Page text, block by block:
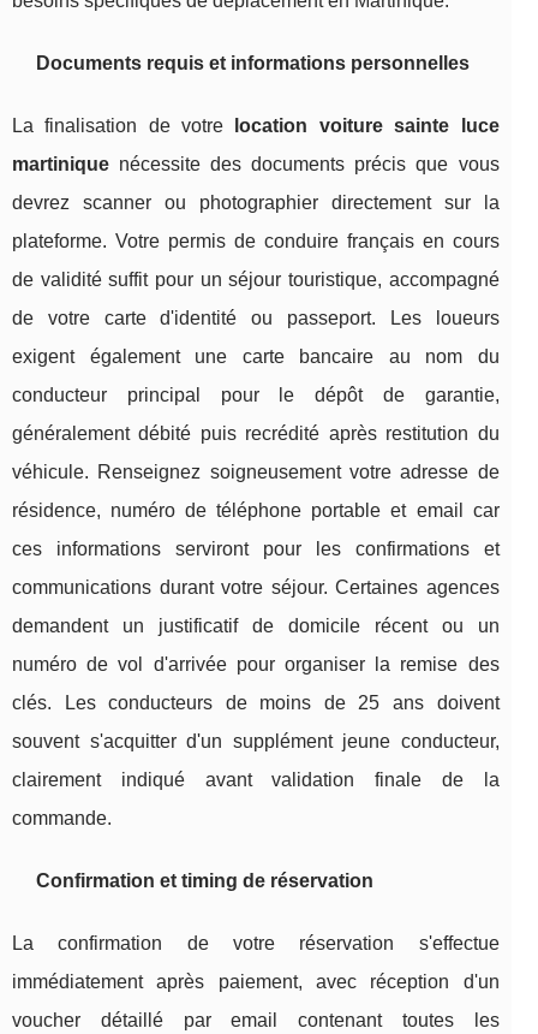
Documents requis et informations personnelles
La finalisation de votre
location voiture sainte luce
martinique nécessite des documents précis que vous
devrez scanner ou photographier directement sur la
plateforme. Votre permis de conduire français en cours
de validité suffit pour un séjour touristique, accompagné
de votre carte d'identité ou passeport. Les loueurs
exigent également une carte bancaire au nom du
conducteur principal pour le dépôt de garantie,
généralement débité puis recrédité après restitution du
véhicule. Renseignez soigneusement votre adresse de
résidence, numéro de téléphone portable et email car
ces informations serviront pour les confirmations et
communications durant votre séjour. Certaines agences
demandent un justificatif de domicile récent ou un
numéro de vol d'arrivée pour organiser la remise des
clés. Les conducteurs de moins de 25 ans doivent
souvent s'acquitter d'un supplément jeune conducteur,
clairement indiqué avant validation finale de la
commande.
Confirmation et timing de réservation
La confirmation de votre réservation s'effectue
immédiatement après paiement, avec réception d'un
voucher détaillé par email contenant toutes les